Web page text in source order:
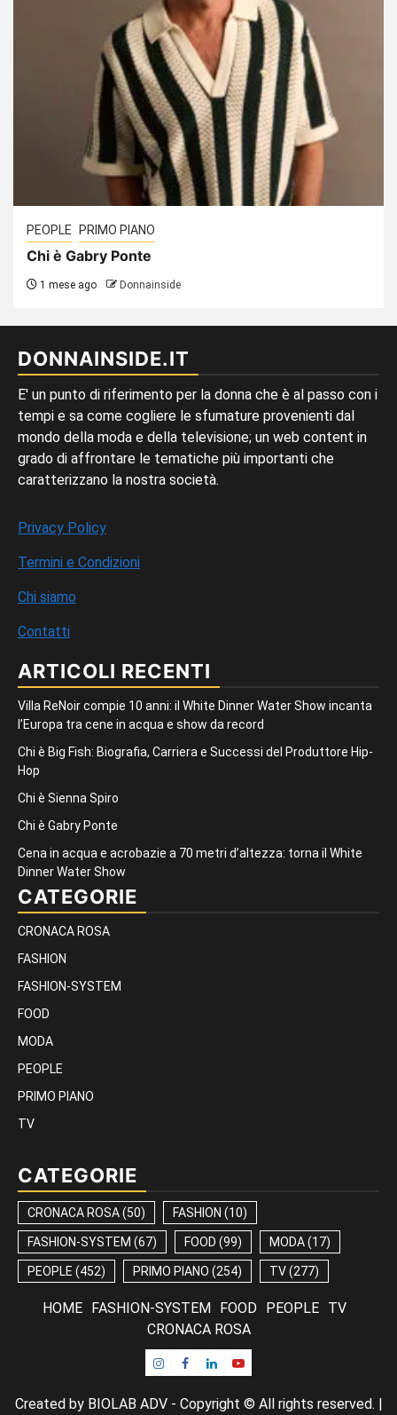
PEOPLE PRIMO PIANO
Chi è Gabry Ponte
1 mese ago Donnainside
DONNAINSIDE.IT
E' un punto di riferimento per la donna che è al passo con i
tempi e sa come cogliere le sfumature provenienti dal
mondo della moda e della televisione; un web content in
grado di affrontare le tematiche più importanti che
caratterizzano la nostra società.
Privacy Policy
Termini e Condizioni
Chi siamo
Contatti
ARTICOLI RECENTI
Villa ReNoir compie 10 anni: il White Dinner Water Show incanta
l’Europa tra cene in acqua e show da record
Chi è Big Fish: Biografia, Carriera e Successi del Produttore Hip-
Hop
Chi è Sienna Spiro
Chi è Gabry Ponte
Cena in acqua e acrobazie a 70 metri d’altezza: torna il White
Dinner Water Show
CATEGORIE
CRONACA ROSA
FASHION
FASHION-SYSTEM
FOOD
MODA
PEOPLE
PRIMO PIANO
TV
CATEGORIE
CRONACA ROSA(50) FASHION (10)
FASHION-SYSTEM (67) FOOD (99) MODA(17)
PEOPLE (452) PRIMO PIANO (254) TV(277)
HOME FASHION-SYSTEM FOOD PEOPLE
TV
CRONACA ROSA
Instagram
Facebook
LinkedinYoutube
Created by BIOLAB ADV - Copyright © All rights reserved.